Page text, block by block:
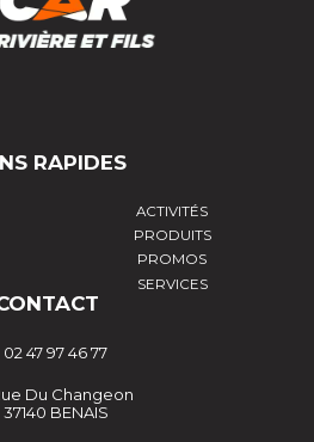
RAPIDES
ACTIVITÉS
PRODUITS
PROMOS
SERVICES
02 47 97 46 77
Du Changeon
37140 BENAIS